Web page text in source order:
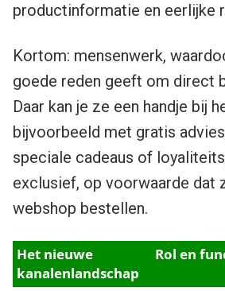
productinformatie en eerlijke
Kortom: mensenwerk,
goede reden geeft om direct
Daar kan je ze een handje bij
bijvoorbeeld met gratis
speciale cadeaus of
exclusief, op voorwaarde dat
webshop bestellen.
Het nieuwe
kanalenlandschap
Rol en